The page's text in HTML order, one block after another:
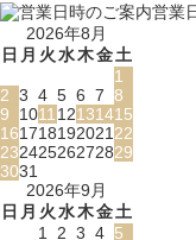
営業
2026年8月
日 月 火水木金土
1
2 3 4 5 6 7 8
9
1011 12131415
161718192021 22
23242526272829
3031
2026年9月
日 月 火水木金土
1
2 3 4 5